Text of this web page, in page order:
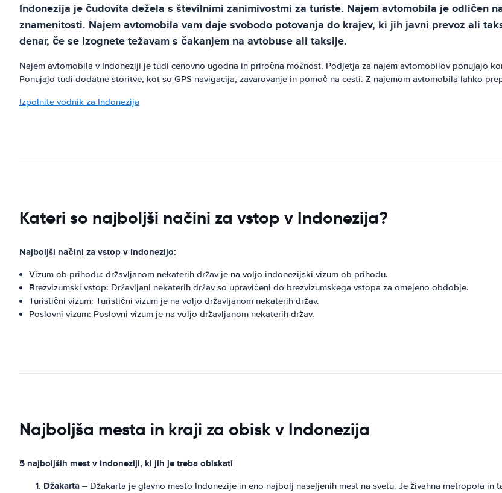
Indonezija je čudovita dežela s številnimi zanimivostmi za turiste. Najem avtomobila je odličen
znamenitosti. Najem avtomobila vam daje svobodo potovanja do krajev, ki jih javni prevoz ali
denar, če se izognete težavam s čakanjem na avtobuse ali taksije.
Najem avtomobila v Indoneziji je tudi cenovno ugodna in priročna možnost. Podjetja za najem avtomobilov ponujajo
Ponujajo tudi dodatne storitve, kot so GPS navigacija, zavarovanje in pomoč na cesti. Z najemom avtomobila lahko
Izpolnite vodnik za Indonezija
Kateri so najboljši načini za vstop v Indonezija?
Najboljši načini za vstop v Indonezijo:
Vizum ob prihodu: državljanom nekaterih držav je na voljo indonezijski vizum ob prihodu.
Brezvizumski vstop: Državljani nekaterih držav so upravičeni do brezvizumskega vstopa za omejeno obdobje.
Turistični vizum: Turistični vizum je na voljo državljanom nekaterih držav.
Poslovni vizum: Poslovni vizum je na voljo državljanom nekaterih držav.
Najboljša mesta in kraji za obisk v Indonezija
5 najboljših mest v Indoneziji, ki jih je treba obiskati
Džakarta – Džakarta je glavno mesto Indonezije in eno najbolj naseljenih mest na svetu. Je živahna metropola